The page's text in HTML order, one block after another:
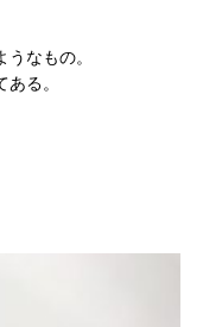
なもの。
る。